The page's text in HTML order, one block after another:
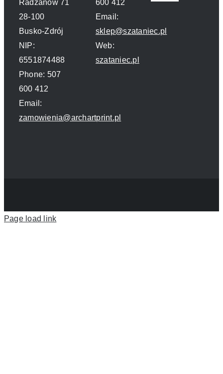
Radzanów 71
28-100
Busko-Zdrój
NIP:
6551874488
Phone: 507
600 412
Email:
zamowienia@archartprint.pl
600 412
Email:
sklep@szataniec.pl
Web:
szataniec.pl
Navigation
Page load link